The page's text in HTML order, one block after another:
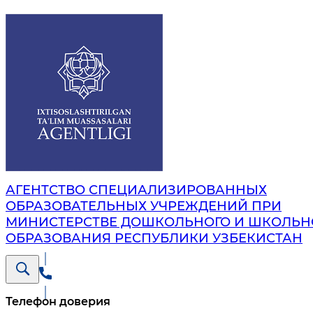
АГЕНТСТВО СПЕЦИАЛИЗИРОВАННЫХ
ОБРАЗОВАТЕЛЬНЫХ УЧРЕЖДЕНИЙ ПРИ
МИНИСТЕРСТВЕ ДОШКОЛЬНОГО И
ОБРАЗОВАНИЯ РЕСПУБЛИКИ УЗБЕКИСТАН
Телефон доверия